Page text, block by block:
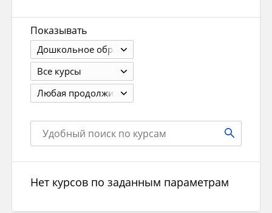
Показывать
Дошкольное образование
Все курсы
Любая продолжит.
Нет курсов по заданным параметрам